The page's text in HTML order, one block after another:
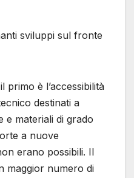
sviluppi sul fronte
primo è l’accessibilità
destinati a
e materiali di grado
a nuove
erano possibili. Il
maggior numero di